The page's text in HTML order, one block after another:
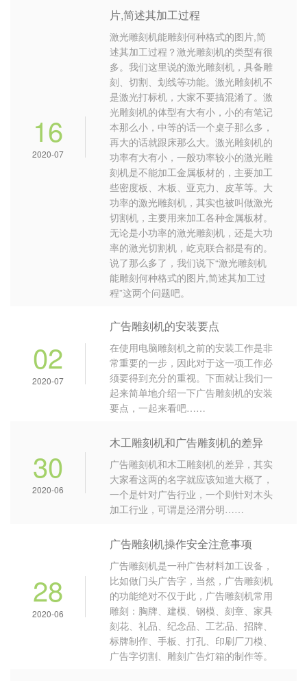
16
2020-07
片,简述其加工过程
激光雕刻机能雕刻何种格式的图片,简
述其加工过程？激光雕刻机的类型有很
多。我们这里说的激光雕刻机，具备雕
刻、切割、划线等功能。激光雕刻机不
是激光打标机，大家不要搞混淆了。激
光雕刻机的体型有大有小，小的有笔记
本那么小，中等的话一个桌子那么多，
再大的话就跟床那么大。激光雕刻机的
功率有大有小，一般功率较小的激光雕
刻机是不能加工金属板材的，主要加工
些密度板、木板、亚克力、皮革等。大
功率的激光雕刻机，其实也被叫做激光
切割机，主要用来加工各种金属板材。
无论是小功率的激光雕刻机，还是大功
率的激光切割机，屹克联合都是有的。
说了那么多了，我们说下“激光雕刻机
能雕刻何种格式的图片,简述其加工过
程”这两个问题吧。
02
2020-07
广告雕刻机的安装要点
在使用电脑雕刻机之前的安装工作是非
常重要的一步，因此对于这一项工作必
须要得到充分的重视。下面就让我们一
起来简单地介绍一下广告雕刻机的安装
要点，一起来看吧……​
30
2020-06
木工雕刻机和广告雕刻机的差异
广告雕刻机和木工雕刻机的差异，其实
大家看这两的名字就应该知道大概了，
一个是针对广告行业，一个则针对木头
加工行业，可谓是泾渭分明……
28
2020-06
广告雕刻机操作安全注意事项
广告雕刻机是一种广告材料加工设备，
比如做门头广告字，当然，广告雕刻机
的功能绝对不仅于此，广告雕刻机常用
雕刻：胸牌、建模、钢模、刻章、家具
刻花、礼品、纪念品、工艺品、招牌、
标牌制作、手板、打孔、印刷厂刀模、
广告字切割、雕刻广告灯箱的制作等。